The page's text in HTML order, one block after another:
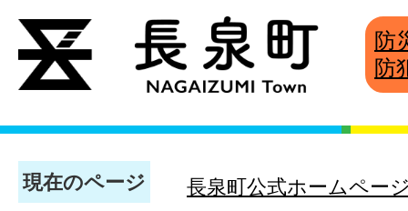
防
防
現在のページ 長泉町公式ホームペー